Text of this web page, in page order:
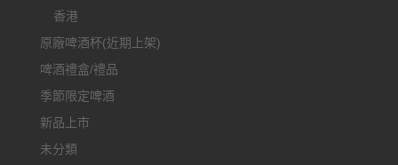
香港
原廠啤酒杯(近期上架)
啤酒禮盒/禮品
季節限定啤酒
新品上市
未分類